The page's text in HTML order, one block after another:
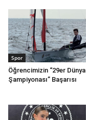
Spor
Öğrencimizin “29er Dünya
Şampiyonası” Başarısı